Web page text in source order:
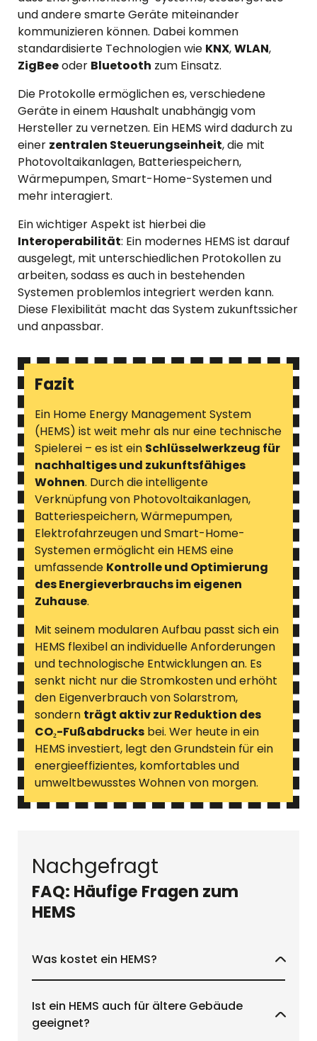
und andere smarte Geräte miteinander
kommunizieren können. Dabei kommen
standardisierte Technologien wie KNX,WLAN,
ZigBeeoder Bluetooth zum Einsatz.
Die Protokolle ermöglichen es, verschiedene
Geräte in einem Haushalt unabhängig vom
Hersteller zu vernetzen. Ein HEMS wird dadurch zu
einer zentralen Steuerungseinheit, die mit
Photovoltaikanlagen, Batteriespeichern,
Wärmepumpen, Smart-Home-Systemen und
mehr interagiert.
Ein wichtiger Aspekt ist hierbei die
Interoperabilität: Ein modernes HEMS ist darauf
ausgelegt, mit unterschiedlichen Protokollen zu
arbeiten, sodass es auch in bestehenden
Systemen problemlos integriert werden kann.
Diese Flexibilität macht das System zukunftssicher
und anpassbar.
Fazit
Ein Home Energy Management System
(HEMS) ist weit mehr als nur eine technische
Spielerei – es ist ein Schlüsselwerkzeug für
nachhaltiges und zukunftsfähiges
Wohnen. Durch die intelligente
Verknüpfung von Photovoltaikanlagen,
Batteriespeichern, Wärmepumpen,
Elektrofahrzeugen und Smart-Home-
Systemen ermöglicht ein HEMS eine
umfassende Kontrolle und Optimierung
des Energieverbrauchs im eigenen
Zuhause.
Mit seinem modularen Aufbau passt sich ein
HEMS flexibel an individuelle Anforderungen
und technologische Entwicklungen an. Es
senkt nicht nur die Stromkosten und erhöht
den Eigenverbrauch von Solarstrom,
sondern trägt aktiv zur Reduktion des
CO₂-Fußabdrucks bei. Wer heute in ein
HEMS investiert, legt den Grundstein für ein
energieeffizientes, komfortables und
umweltbewusstes Wohnen von morgen.
Nachgefragt
FAQ: Häufige Fragen zum
HEMS
Was kostet ein HEMS?
Ist ein HEMS auch für ältere Gebäude
geeignet?